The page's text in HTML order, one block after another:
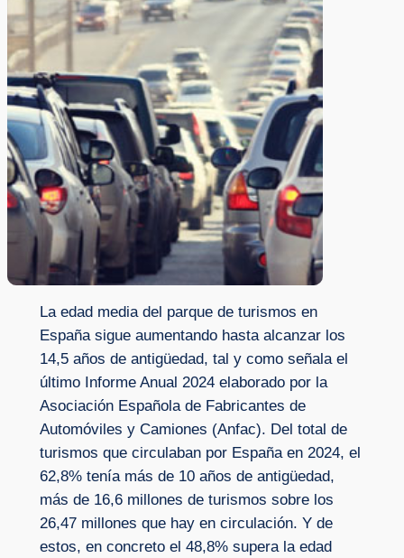
La edad media del parque de turismos en
España sigue aumentando hasta alcanzar los
14,5 años de antigüedad, tal y como señala el
último Informe Anual 2024 elaborado por la
Asociación Española de Fabricantes de
Automóviles y Camiones (Anfac). Del total de
turismos que circulaban por España en 2024, el
62,8% tenía más de 10 años de antigüedad,
más de 16,6 millones de turismos sobre los
26,47 millones que hay en circulación. Y de
estos, en concreto el 48,8% supera la edad